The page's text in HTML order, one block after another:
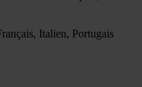
Italien, Portugais